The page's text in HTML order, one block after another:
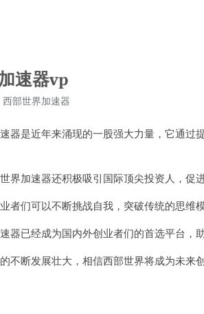
速器vp
西部世界加速器
是近年来涌现的一股强大力量，它通过
加速器还积极吸引国际顶尖投资人，促进
们可以不断挑战自我，突破传统的思维模
已经成为国内外创业者们的首选平台，助
断发展壮大，相信西部世界将成为未来创